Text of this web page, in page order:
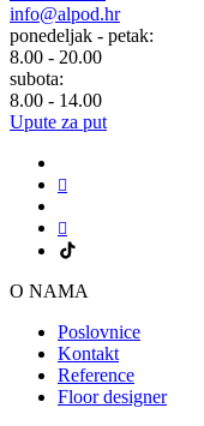
info@alpod.hr
ponedeljak - petak:
8.00 - 20.00
subota:
8.00 - 14.00
Upute za put
O NAMA
Poslovnice
Kontakt
Reference
Floor designer